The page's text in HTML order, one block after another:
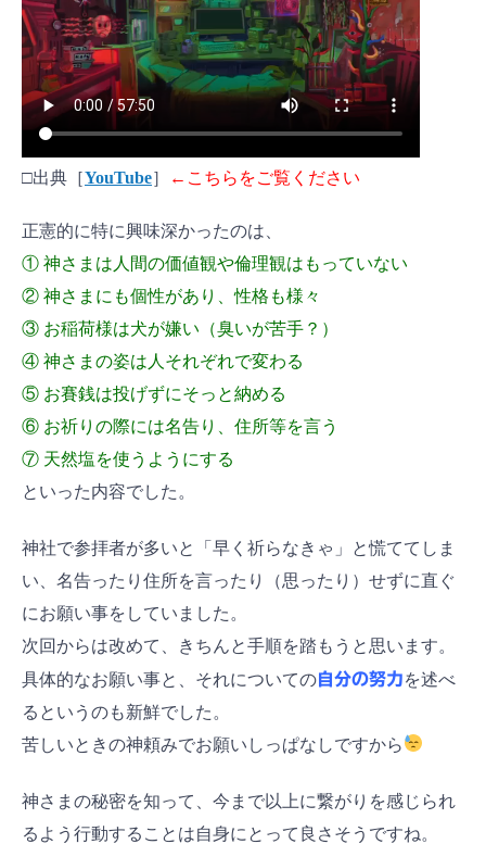
□出典［YouTube］ ←こちらをご覧ください
正憲的に特に興味深かったのは、
① 神さまは人間の価値観や倫理観はもっていない
② 神さまにも個性があり、性格も様々
③ お稲荷様は犬が嫌い（臭いが苦手？）
④ 神さまの姿は人それぞれで変わる
⑤ お賽銭は投げずにそっと納める
⑥ お祈りの際には名告り、住所等を言う
⑦ 天然塩を使うようにする
といった内容でした。
神社で参拝者が多いと「早く祈らなきゃ」と慌ててしま
い、名告ったり住所を言ったり（思ったり）せずに直ぐ
にお願い事をしていました。
次回からは改めて、きちんと手順を踏もうと思います。
具体的なお願い事と、それについての自分の努力を述べ
るというのも新鮮でした。
苦しいときの神頼みでお願いしっぱなしですから
神さまの秘密を知って、今まで以上に繋がりを感じられ
るよう行動することは自身にとって良さそうですね。